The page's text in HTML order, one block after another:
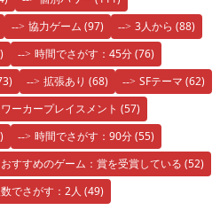
協力ゲーム (97) 3人から (88)
時間でさがす：45分(76)
拡張あり (68) SFテーマ (62)
ワーカープレイスメント (57)
時間でさがす：90分(55)
おすすめのゲーム：賞を受賞している (52)
でさがす：2人 (49)